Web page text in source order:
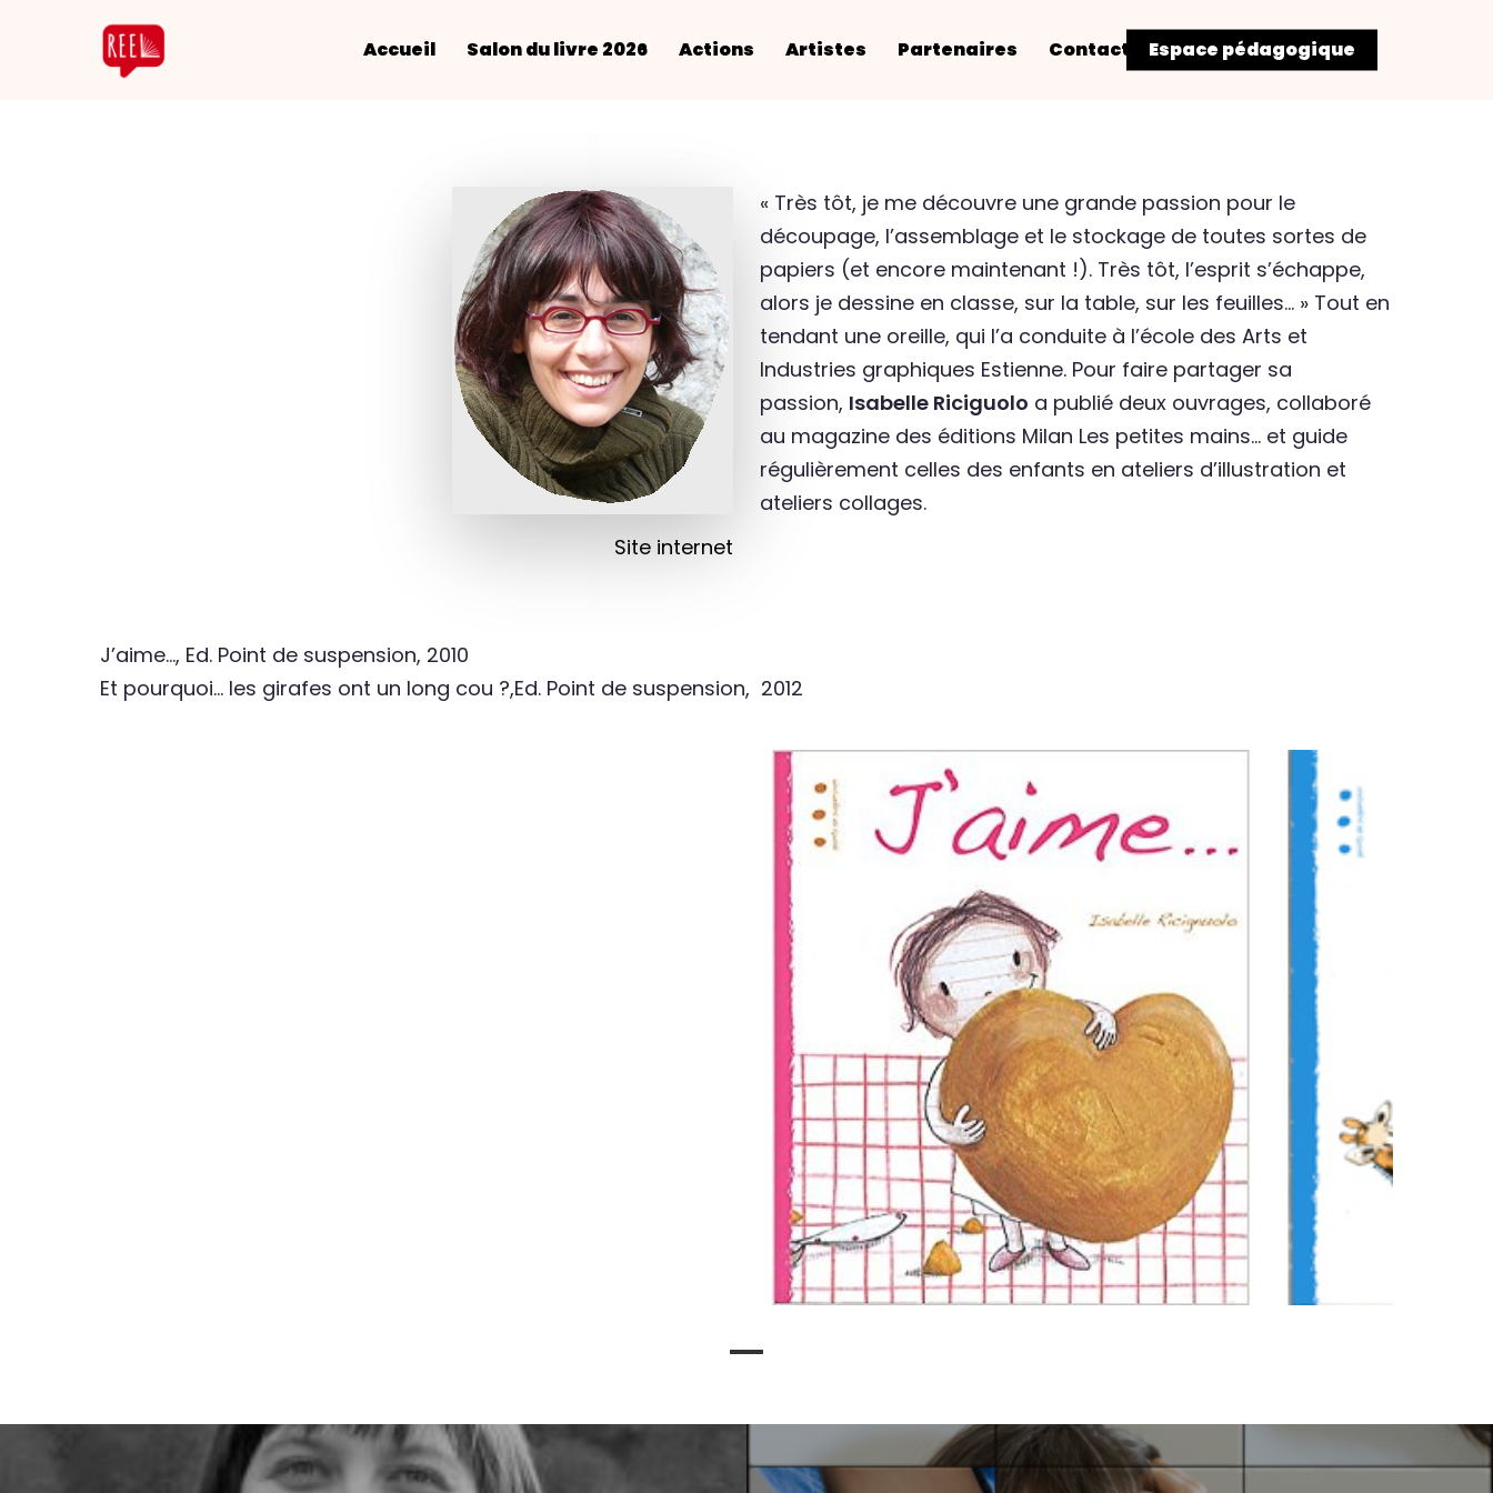
Accueil Salon du livre 2026 Actions Artistes Partenaires Contact Espace pédagogique
Site internet
« Très tôt, je me découvre une grande passion pour le
découpage, l’assemblage et le stockage de toutes sortes de
papiers (et encore maintenant !). Très tôt, l’esprit s’échappe,
alors je dessine en classe, sur la table, sur les feuilles… » Tout en
tendant une oreille, qui l’a conduite à l’école des Arts et
Industries graphiques Estienne. Pour faire partager sa
passion, Isabelle Riciguolo a publié deux ouvrages, collaboré
au magazine des éditions Milan Les petites mains… et guide
régulièrement celles des enfants en ateliers d’illustration et
ateliers collages.
J’aime…, Ed. Point de suspension, 2010
Et pourquoi… les girafes ont un long cou ?,Ed. Point de suspension, 2012